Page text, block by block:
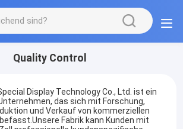
Quality Control
Display Technology Co., Ltd. ist ein
das sich mit Forschung,
und Verkauf von kommerziellen
Fabrik kann Kunden mit